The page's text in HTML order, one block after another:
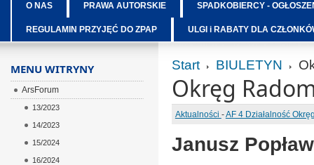
O NAS PRAWA AUTORSKIE SPADKOBIERCY -
REGULAMIN PRZYJĘĆ DO ZPAP ULGI i RABATY DLA
Start BIULETYN
Okręg
Aktualności -AF 4 Działalność
Janusz
MENU WITRYNY
ArsForum
13/2023
14/2023
15/2024
16/2024